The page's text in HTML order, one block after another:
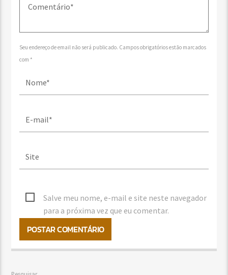
Seu endereço de email não será publicado. Campos obrigatórios estão marcados
com *
Salve meu nome, e-mail e site neste navegador
para a próxima vez que eu comentar.